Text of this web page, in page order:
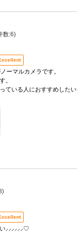
数:6)
ーマルカメラです。
。
ている人におすすめしたい
⸝⸝⸝⸝⸝⸝♡